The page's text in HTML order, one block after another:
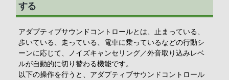
する
アダプティブサウンドコントロールとは、止まっている、
歩いている、走っている、電車に乗っているなどの行動シ
ーンに応じて、ノイズキャンセリング／外音取り込みレベ
ルが自動的に切り替わる機能です。
以下の操作を行うと、アダプティブサウンドコントロール